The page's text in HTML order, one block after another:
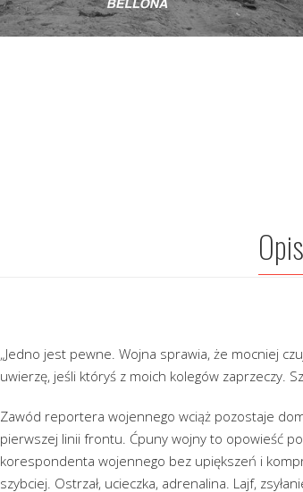
Opis
„Jedno jest pewne. Wojna sprawia, że mocniej
uwierzę, jeśli któryś z moich kolegów zaprzeczy.
Zawód reportera wojennego wciąż pozostaje
pierwszej linii frontu. Ćpuny wojny to opowieść
korespondenta wojennego bez upiększeń i
szybciej. Ostrzał, ucieczka, adrenalina. Lajf,